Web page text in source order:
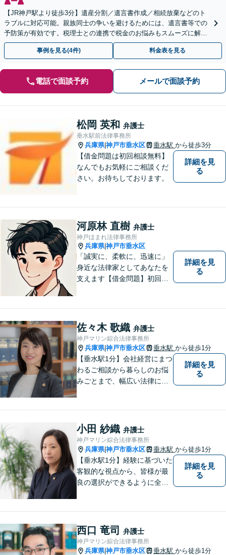
【JR神戸駅より徒歩3分】遺産分割／遺言書作成／相続放棄などのト
ラブルに対応可能。親族同士の争いを避けるためには、遺言書等での
予防策が有効です。税理士との連携で税金のお悩みもスムーズに解決
【初回のご相談無料】【土日・夜間の受付可能】
事例を見る(4件) 料金表を見る
電話で面談予約 メールで面談予約
松岡 英和 弁護士
垂水駅前法律事務所
兵庫県|神戸市垂水区 垂水駅 から徒歩3分
【借金問題は初回相談無料】
なんでもお気軽にご相談くだ
さい。お待ちしております。
詳細を見
る
河原林 直樹 弁護士
神戸ほまれ法律事務所
兵庫県|神戸市垂水区
「誠実に、柔軟に、迅速に」
身近な法律家としてあなたを
支えます【借金問題】初回相
続問題】生前対策から相続発
生後の手続き・トラブル対応
までワンストップで対応【オ
ンライン面談OK】
詳細を見
る
佐々木 歌織 弁護士
神戸マリン綜合法律事務所
兵庫県|神戸市垂水区 垂水駅 から徒歩1分
【垂水駅1分】会社経営にまつ
わるご相談から暮らしのお悩
みごとまで、幅広い法律にま
ますので、悩まれる前に、お
早めにご相談ください。
詳細を見
る
小田 紗織 弁護士
神戸マリン綜合法律事務所
兵庫県|神戸市垂水区 垂水駅 から徒歩1分
【垂水駅1分】経験に基づいた
客観的な視点から、皆様が最
良の選択ができるように全力
は数多くあります。 小さな悩
み事が大きなトラブルや事件
になってしまう前に、ご相談
詳細を見
る
西口 竜司 弁護士
神戸マリン綜合法律事務所
兵庫県|神戸市垂水区 垂水駅 から徒歩1分